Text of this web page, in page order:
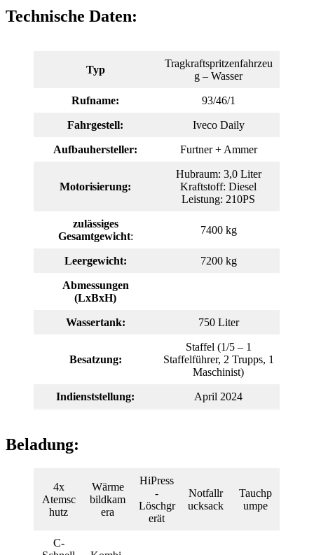
Technische Daten:
Typ
Tragkraftspritzenfahrzeu
g – Wasser
Rufname: 93/46/1
Fahrgestell: Iveco Daily
Aufbauhersteller: Furtner + Ammer
Motorisierung:
Hubraum: 3,0 Liter
Kraftstoff: Diesel
Leistung: 210PS
zulässiges
Gesamtgewicht:
7400 kg
Leergewicht: 7200 kg
Abmessungen
(LxBxH)
Wassertank: 750 Liter
Besatzung:
Staffel (1/5 – 1
Staffelführer, 2 Trupps, 1
Maschinist)
Indienststellung: April 2024
Beladung:
4x
Atemsc
hutz
Wärme
bildkam
era
HiPress
-
Löschgr
erät
Notfallr
ucksack
Tauchp
umpe
C-